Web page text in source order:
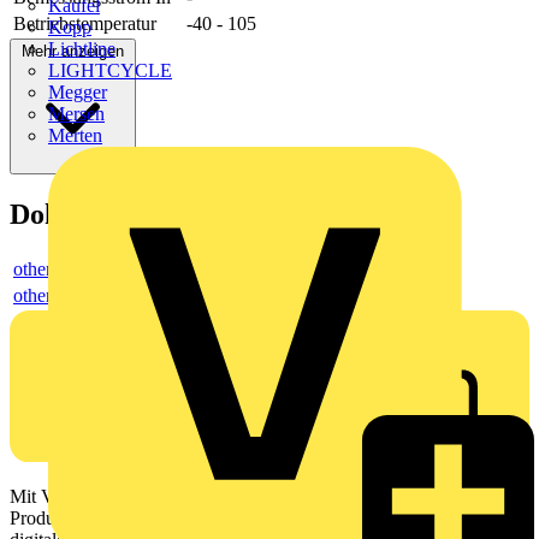
Kaufel
Kopp
Lichtline
LIGHTCYCLE
Megger
Mersen
Merten
Betriebstemperatur
-40 - 105
Mehr anzeigen
Dokumente
others
others
Mit Voltimum erhalten Elektrofachkräfte Zugang zu Branchennews,
Produktinformationen, Schulungen und Tools – alles auf einer